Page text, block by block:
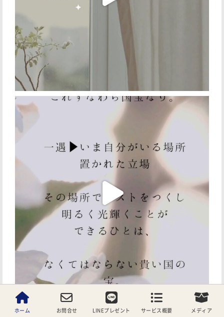
ホーム お問合せ LINEプレゼント サービス概要 メディア